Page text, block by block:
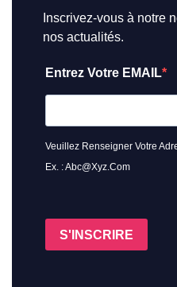
Inscrivez-vous à notre
nos actualités.
Entrez Votre EMAIL
Veuillez Renseigner Votre
Ex. : Abc@xyz.com
S'INSCRIRE